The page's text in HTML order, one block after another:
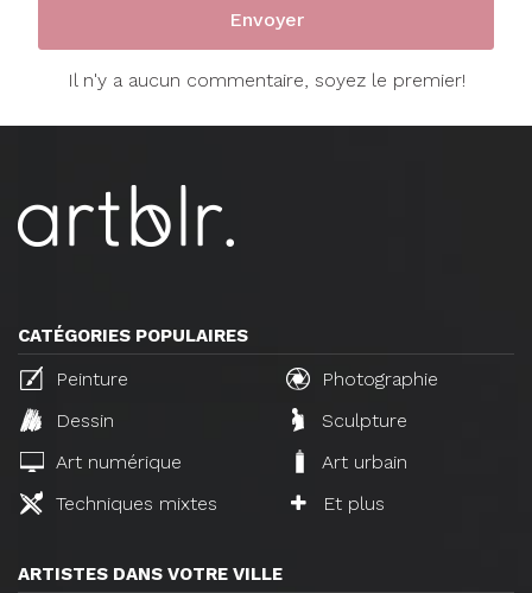
Il n'y a aucun commentaire, soyez le premier!
CATÉGORIES POPULAIRES
Peinture
Photographie
Dessin
Sculpture
Art numérique
Art urbain
Techniques mixtes
Et plus
ARTISTES DANS VOTRE VILLE